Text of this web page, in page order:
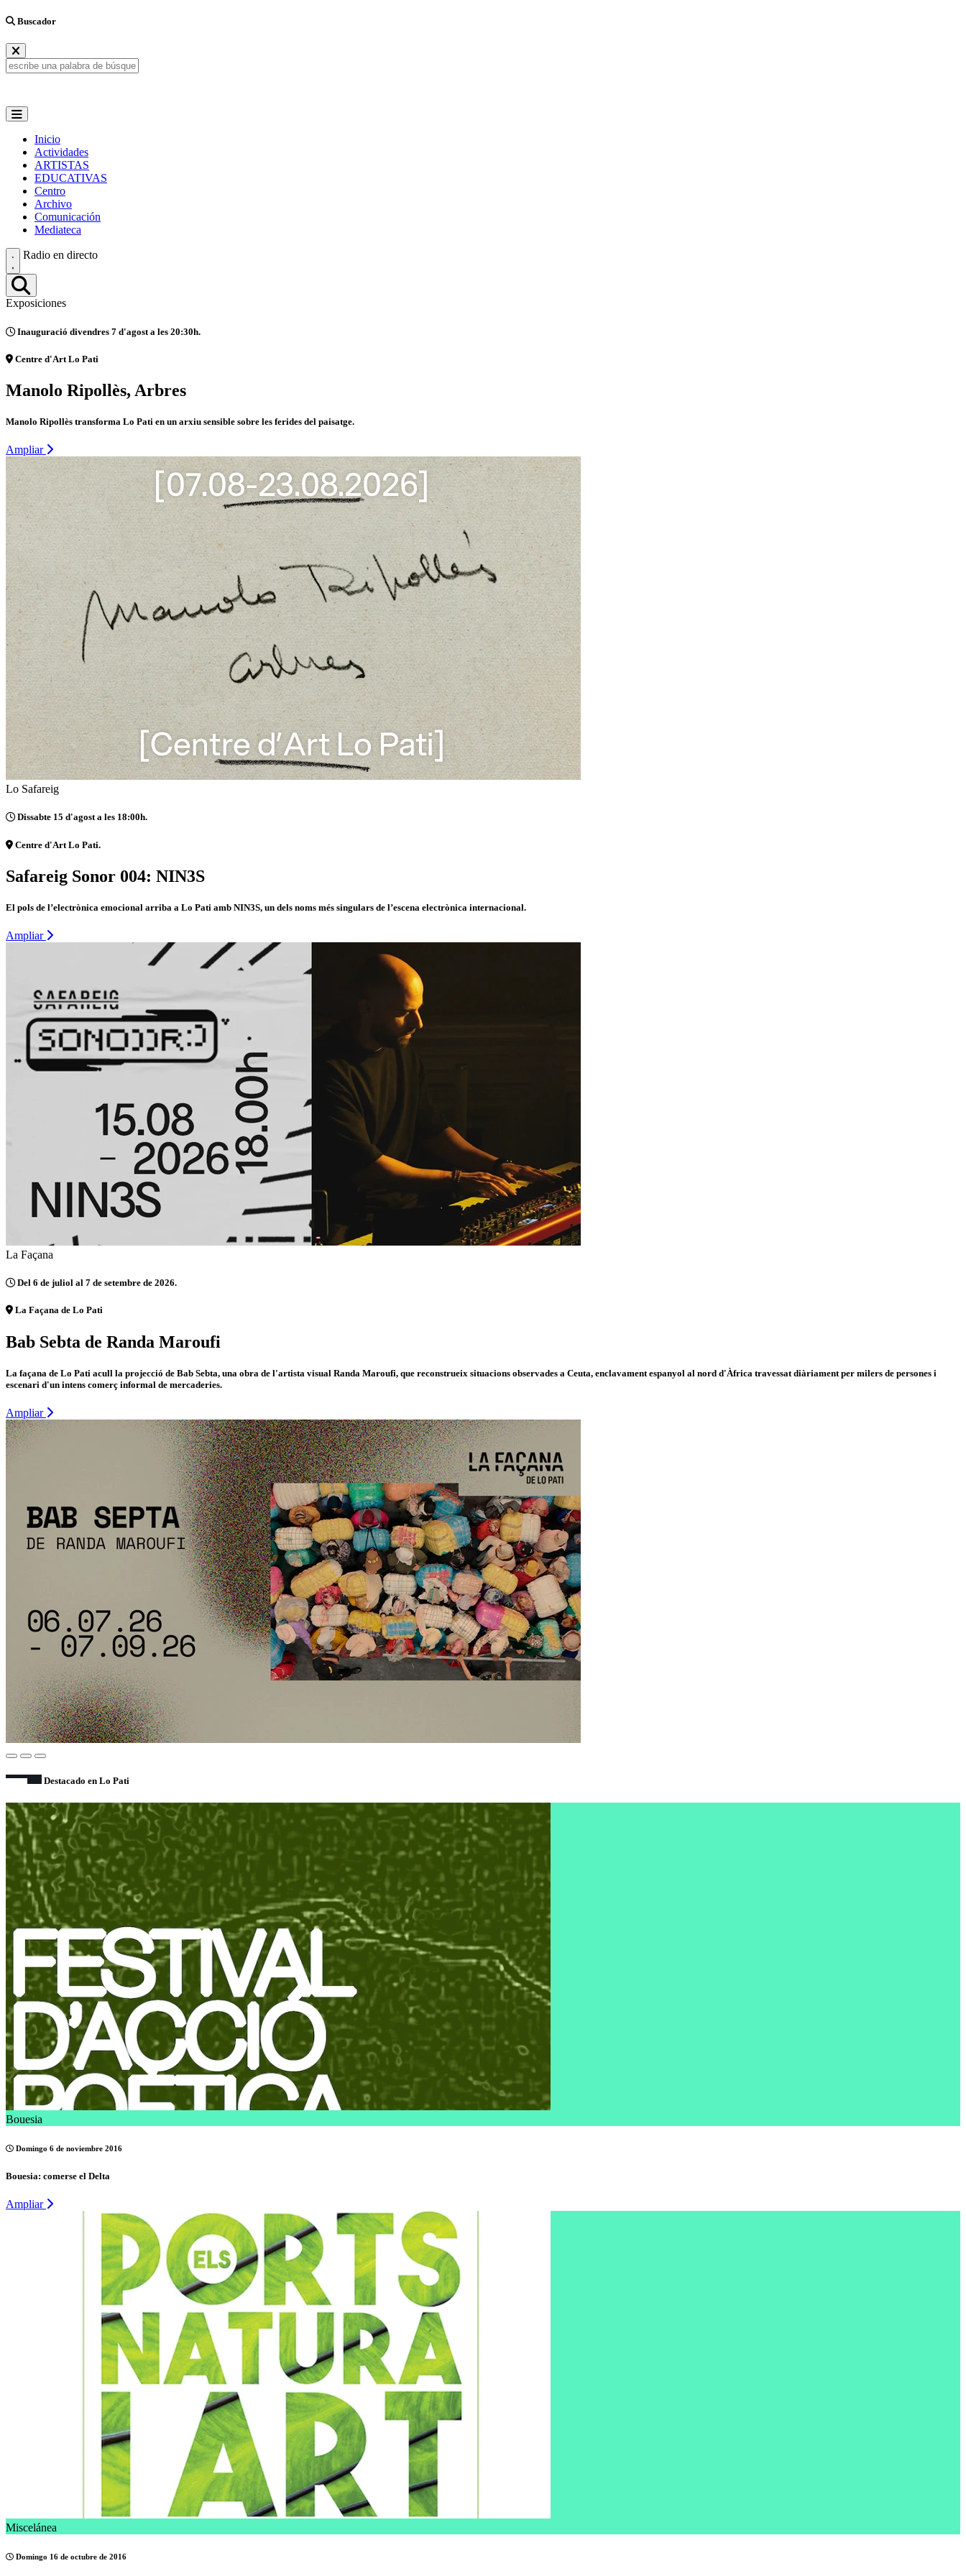
Buscador
Inicio
Actividades
ARTISTAS
EDUCATIVAS
Centro
Archivo
Comunicación
Mediateca
Radio en directo
Exposiciones
Inauguració divendres 7 d'agost a les 20:30h.
Centre d'Art Lo Pati
Manolo Ripollès, Arbres
Manolo Ripollès transforma Lo Pati en un arxiu sensible sobre les ferides del paisatge.
Ampliar
Lo Safareig
Dissabte 15 d'agost a les 18:00h.
Centre d'Art Lo Pati.
Safareig Sonor 004: NIN3S
El pols de l’electrònica emocional arriba a Lo Pati amb NIN3S, un dels noms més singulars de l’escena electrònica internacional.
Ampliar
La Façana
Del 6 de juliol al 7 de setembre de 2026.
La Façana de Lo Pati
Bab Sebta de Randa Maroufi
La façana de Lo Pati acull la projecció de Bab Sebta, una obra de l'artista visual Randa Maroufi, que reconstrueix situacions observades a Ceuta, enclavament espanyol al nord d'Àfrica travessat diàriament per milers de persones i
escenari d'un intens comerç informal de mercaderies.
Ampliar
Destacado en Lo Pati
Bouesia
Domingo 6 de noviembre 2016
Bouesia: comerse el Delta
Ampliar
Miscelánea
Domingo 16 de octubre de 2016